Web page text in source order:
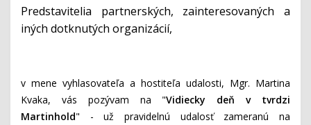
Predstavitelia partnerských, zainteresovaných a
iných dotknutých organizácií,
v mene vyhlasovateľa a hostiteľa udalosti, Mgr. Martina
Kvaka, vás pozývam na "Vidiecky deň v tvrdzi
Martinhold" - už pravidelnú udalosť zameranú na